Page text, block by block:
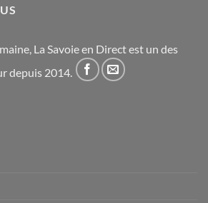
La Savoie en Direct est un des
depuis 2014.